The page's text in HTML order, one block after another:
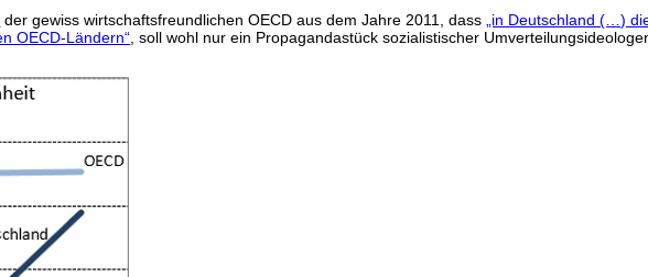
der gewiss wirtschaftsfreundlichen OECD aus dem Jahre 2011, dass
„in Deutschland (…)
OECD-Ländern“ , soll wohl nur ein Propagandastück sozialistischer